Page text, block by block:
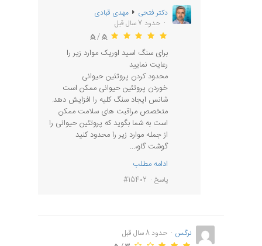
دکتر فتحی
مهدی قبادی
حدود 7 سال قبل
5
/
5
برای سنگ اسید اوریک موارد زیر را
رعایت نمایید
محدود کردن پروتئین حیوانی
خوردن پروتئین حیوانی ممکن است
شانس ایجاد سنگ کلیه را افزایش دهد.
متخصص مراقبت های سلامت ممکن
است به شما بگوید که پروتئین حیوانی را
از جمله موارد زیر را محدود کنید
گوشت گاو،...
ادامه مطلب
پاسخ #15402
نرگس
حدود 8 سال قبل